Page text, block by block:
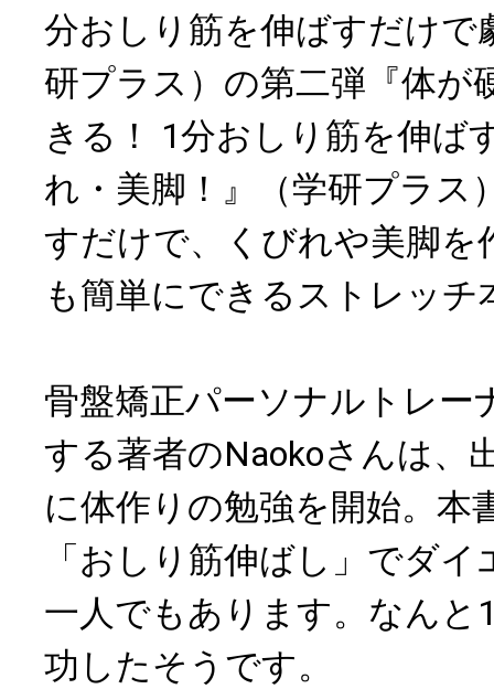
分おしり筋を伸ばすだけで
研プラス）の第二弾『体が
きる！ 1分おしり筋を伸ば
れ・美脚！』（学研プラス
すだけで、くびれや美脚を
も簡単にできるストレッチ
骨盤矯正パーソナルトレー
する著者のNaokoさんは、
に体作りの勉強を開始。本
「おしり筋伸ばし」でダ
一人でもあります。なんと
功したそうです。